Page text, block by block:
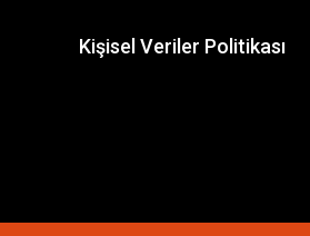
Kişisel Veriler Politikası